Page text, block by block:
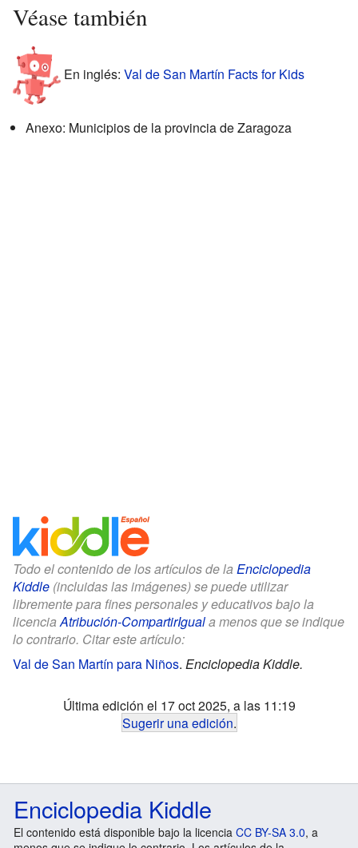
Véase también
En inglés: Val de San Martín Facts for Kids
Anexo: Municipios de la provincia de Zaragoza
Todo el contenido de los artículos de la Enciclopedia
Kiddle (incluidas las imágenes) se puede utilizar
libremente para fines personales y educativos bajo la
licenciaAtribución-CompartirIguala menos que se indique
lo contrario. Citar este artículo:
Val de San Martín para Niños. Enciclopedia Kiddle.
Última edición el 17 oct 2025, a las 11:19
Sugerir una edición.
Enciclopedia Kiddle
El contenido está disponible bajo la licencia CC BY-SA 3.0, a